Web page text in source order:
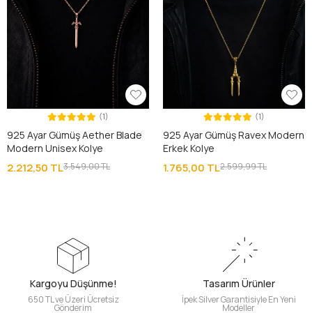
(1)
925 Ayar Gümüş Aether Blade
Modern Unisex Kolye
2.212,50 TL3.549,00 TL
(1)
925 Ayar Gümüş Ravex Modern
Erkek Kolye
1.765,00 TL2.599,99 TL
Kargoyu Düşünme!
650 TL ve Üzeri Ücretsiz
Gönderim
Tasarım Ürünler
İpek Silver Garantisiyle En Yeni
Modeller